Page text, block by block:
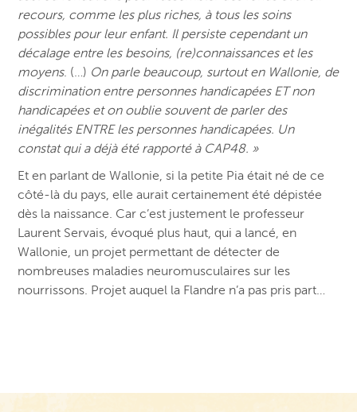
recours, comme les plus riches, à tous les soins
possibles pour leur enfant. Il persiste cependant un
décalage entre les besoins, (re)connaissances et les
moyens. (…) On parle beaucoup, surtout en Wallonie, de
discrimination entre personnes handicapées ET non
handicapées et on oublie souvent de parler des
inégalités ENTRE les personnes handicapées. Un
constat qui a déjà été rapporté à CAP48. »
Et en parlant de Wallonie, si la petite Pia était né de ce
côté-là du pays, elle aurait certainement été dépistée
dès la naissance. Car c’est justement le professeur
Laurent Servais, évoqué plus haut, qui a lancé, en
Wallonie, un projet permettant de détecter de
nombreuses maladies neuromusculaires sur les
nourrissons. Projet auquel la Flandre n’a pas pris part…